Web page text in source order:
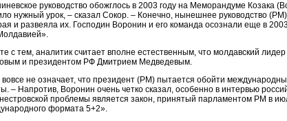
руководство обожглось в 2003 году на Меморандуме Козака
нужный урок, – сказал Сокор. – Конечно, нынешнее руководство
и развеяла их. Господин Воронин и его команда осознали еще в
с тем, аналитик считает вполне естественным, что молдавский
и президентом РФ Дмитрием Медведевым.
не означает, что президент (РМ) пытается обойти
– Напротив, Воронин очень четко сказал, особенно в интервью
проблемы является закон, принятый парламентом РМ в
формата 5+2».